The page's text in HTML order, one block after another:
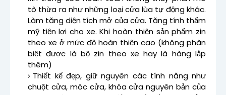
tô thừa ra như những loại cửa lùa tự động khác.
Làm tăng diện tích mở của cửa. Tăng tính thẩm
mỹ tiện lợi cho xe. Khi hoàn thiện sản phẩm zin
theo xe ở mức độ hoàn thiện cao (không phân
biệt được là bộ zin theo xe hay là hàng lắp
thêm)
Thiết kế đẹp, giữ nguyên các tính năng như
chuột cửa, móc cửa, khóa cửa nguyên bản của